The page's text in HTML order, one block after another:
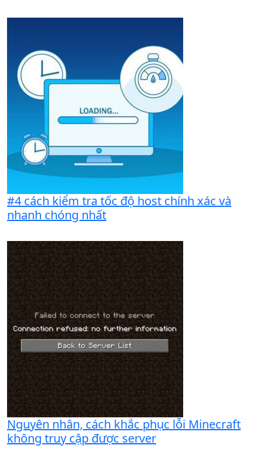
#4 cách kiểm tra tốc độ host chính xác và
nhanh chóng nhất
Nguyên nhân, cách khắc phục lỗi Minecraft
không truy cập được server